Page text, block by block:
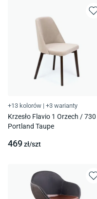
+13 kolorów | +3 warianty
Krzesło Flavio 1 Orzech / 730
Portland Taupe
469zł/szt